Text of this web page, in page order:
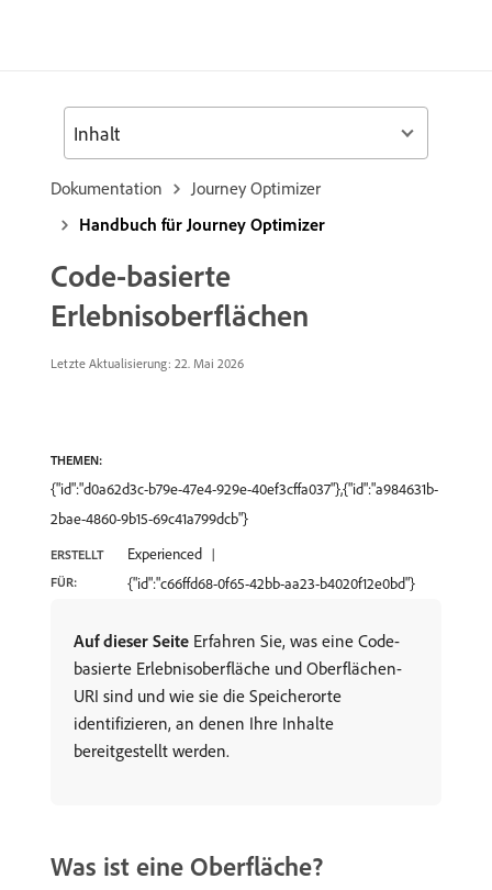
Dokumentation
Journey Optimizer
Handbuch für Journey Optimizer
Code-basierte
Erlebnisoberflächen
Letzte Aktualisierung: 22. Mai 2026
THEMEN:
{"id":"d0a62d3c-b79e-47e4-929e-40ef3cffa037"},{"id":"a984631b-
2bae-4860-9b15-69c41a799dcb"}
ERSTELLT
FÜR:
Experienced
{"id":"c66ffd68-0f65-42bb-aa23-b4020f12e0bd"}
Auf dieser Seite Erfahren Sie, was eine Code-
basierte Erlebnisoberfläche und Oberflächen-
URI sind und wie sie die Speicherorte
identifizieren, an denen Ihre Inhalte
bereitgestellt werden.
Was ist eine Oberfläche?
Inhalt